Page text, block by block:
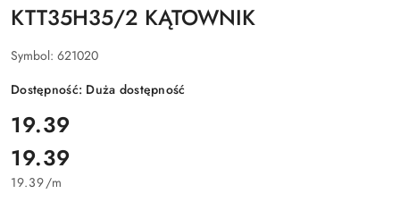
KTT35H35/2 KĄTOWNIK
Symbol: 621020
Dostępność: Duża dostępność
cena:
19.39
Cena:
19.39
19.39/m